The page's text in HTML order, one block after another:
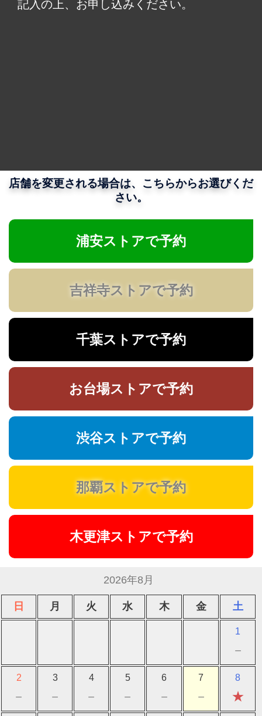
記入の上、お申し込みください。
店舗を変更される場合は、こちらからお選びくだ
さい。
浦安ストアで予約
吉祥寺ストアで予約
千葉ストアで予約
お台場ストアで予約
渋谷ストアで予約
那覇ストアで予約
木更津ストアで予約
2026年8月
日 月 火 水 木 金 土
1
－
2
－
3
－
4
－
5
－
6
－
7
－
8
★